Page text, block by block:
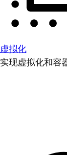
虚拟化
实现虚拟化和容